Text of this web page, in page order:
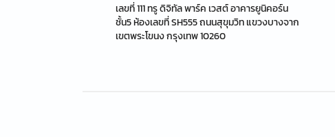
เลขที่ 111 ทรู ดิจิทัล พาร์ค เวสต์ อาคารยูนิคอร์น
ชั้น5 ห้องเลขที่ SH555 ถนนสุขุมวิท แขวงบางจาก
เขตพระโขนง กรุงเทพ 10260